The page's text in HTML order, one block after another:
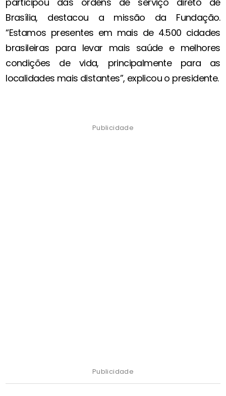
Brasília, destacou a missão da Fundação.
“Estamos presentes em mais de 4.500 cidades
brasileiras para levar mais saúde e melhores
condições de vida, principalmente para as
localidades mais distantes”, explicou o presidente.
Publicidade
Publicidade